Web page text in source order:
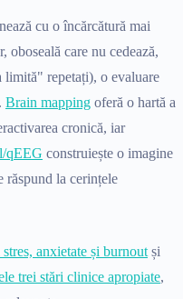
cu o încărcătură mai
oboseală care nu cedează,
limită" repetați), o evaluare
Brain mapping oferă o hartă a
cronică, iar
qEEG construiește o imagine
răspund la cerințele
anxietate și burnout și
trei stări clinice apropiate,